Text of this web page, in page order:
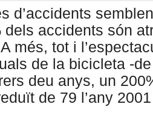
d’accidents
dels accidents són
més, tot i
de la bicicleta -
deu anys, un
de 79 l’any